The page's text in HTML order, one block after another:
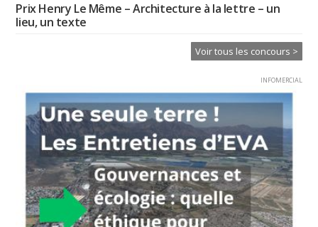
Prix Henry Le Même – Architecture à la lettre – un
lieu, un texte
Voir tous les concours >
INFOMERCIAL